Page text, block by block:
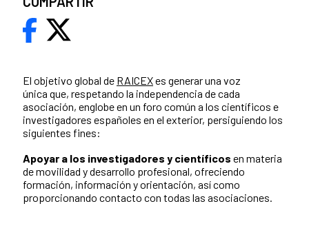
El objetivo global de RAICEXes generar una voz
única que, respetando la independencia de cada
asociación, englobe en un foro común a los científicos e
investigadores españoles en el exterior, persiguiendo los
siguientes fines:
Apoyar a los investigadores y científicos en materia
de movilidad y desarrollo profesional, ofreciendo
formación, información y orientación, así como
proporcionando contacto con todas las asociaciones.